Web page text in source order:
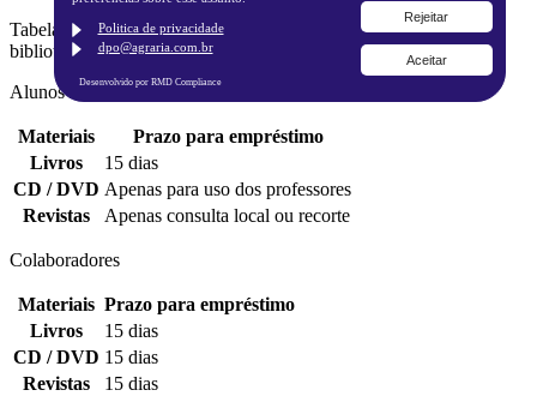
Tabela de materiais e prazos para devolução de materiais da
biblioteca.
Alunos
Materiais
Prazo para empréstimo
Livros
15 dias
CD / DVD Apenas para uso dos professores
Revistas
Apenas consulta local ou recorte
Colaboradores
Materiais Prazo para empréstimo
Livros
15 dias
CD / DVD 15 dias
Revistas
15 dias
Politica de privacidade
dpo@agraria.com.br
Rejeitar
Aceitar
Desenvolvido por RMD Compliance